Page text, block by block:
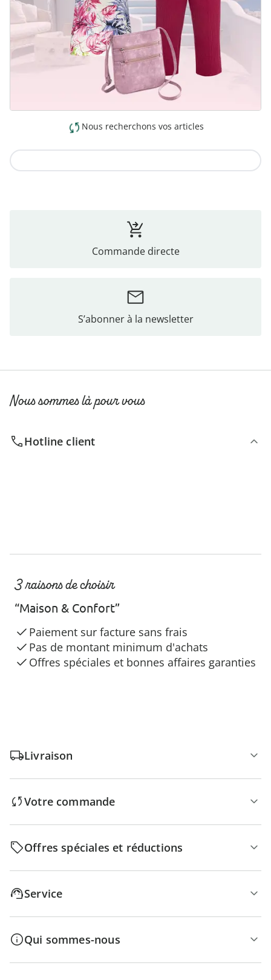
Nous recherchons vos articles
Commande directe
S’abonner à la newsletter
Nous sommes là pour vous
Hotline client
3 raisons de choisir
“Maison & Confort”
Paiement sur facture sans frais
Pas de montant minimum d'achats
Offres spéciales et bonnes affaires garanties
Livraison
Votre commande
Offres spéciales et réductions
Service
Qui sommes-nous